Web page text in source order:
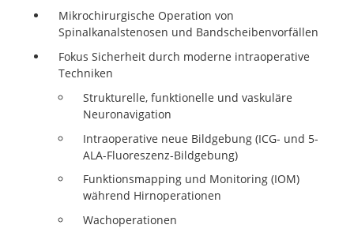
Mikrochirurgische Operation von
Spinalkanalstenosen und Bandscheibenvorfällen
Fokus Sicherheit durch moderne intraoperative
Techniken
Strukturelle, funktionelle und vaskuläre
Neuronavigation
Intraoperative neue Bildgebung (ICG- und 5-
ALA-Fluoreszenz-Bildgebung)
Funktionsmapping und Monitoring (IOM)
während Hirnoperationen
Wachoperationen